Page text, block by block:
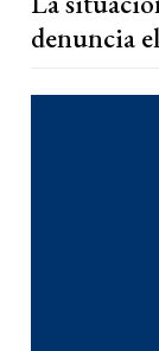
denuncia